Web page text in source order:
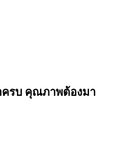
ครบ คุณภาพต้องมา